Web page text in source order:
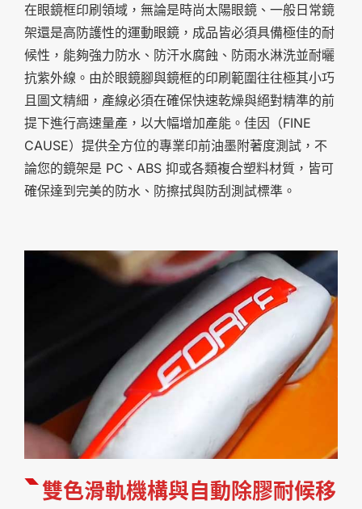
在眼鏡框印刷領域，無論是時尚太陽眼鏡、一般日常鏡
架還是高防護性的運動眼鏡，成品皆必須具備極佳的耐
候性，能夠強力防水、防汗水腐蝕、防雨水淋洗並耐曬
抗紫外線。由於眼鏡腳與鏡框的印刷範圍往往極其小巧
且圖文精細，產線必須在確保快速乾燥與絕對精準的前
提下進行高速量產，以大幅增加產能。佳因（FINE
CAUSE）提供全方位的專業印前油墨附著度測試，不
論您的鏡架是 PC、ABS 抑或各類複合塑料材質，皆可
確保達到完美的防水、防擦拭與防刮測試標準。
雙色滑軌機構與自動除膠耐候移